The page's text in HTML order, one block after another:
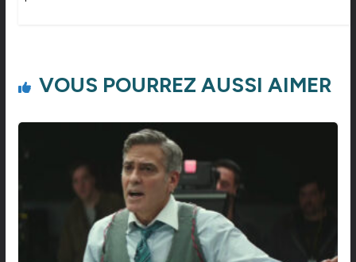
VOUS POURREZ AUSSI AIMER